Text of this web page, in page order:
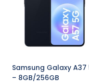
Samsung Galaxy A37
– 8GB/256GB